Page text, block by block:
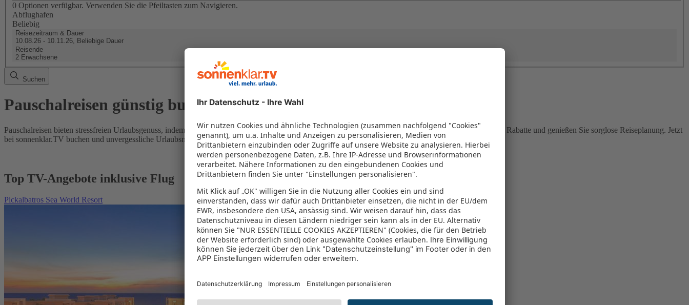
0 Optionen verfügbar. Verwenden Sie die Pfeiltasten zum Navigieren.
Abflughafen
Beliebig
Reisezeitraum & Dauer
10.08.26 - 10.11.26, Beliebige Dauer
Reisende
2 Erwachsene
Suchen
Pauschalreisen günstig buchen
Pauschalreisen bieten stressfreien Urlaubsgenuss, indem Flug und Hotel in einem Paket kombiniert werden – das spart Zeit und Geld. Nutzen Sie attraktive Rabatte und genießen Sie sorglose Reiseplanung. Jetzt
bei sonnenklar.TV buchen und unvergessliche Urlaubsmomente erleben!
Top TV-Angebote inklusive Flug
Pickalbatros Sea World Resort